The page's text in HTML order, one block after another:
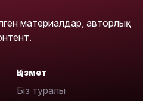
материалдар, авторлық
Қызмет
Біз туралы